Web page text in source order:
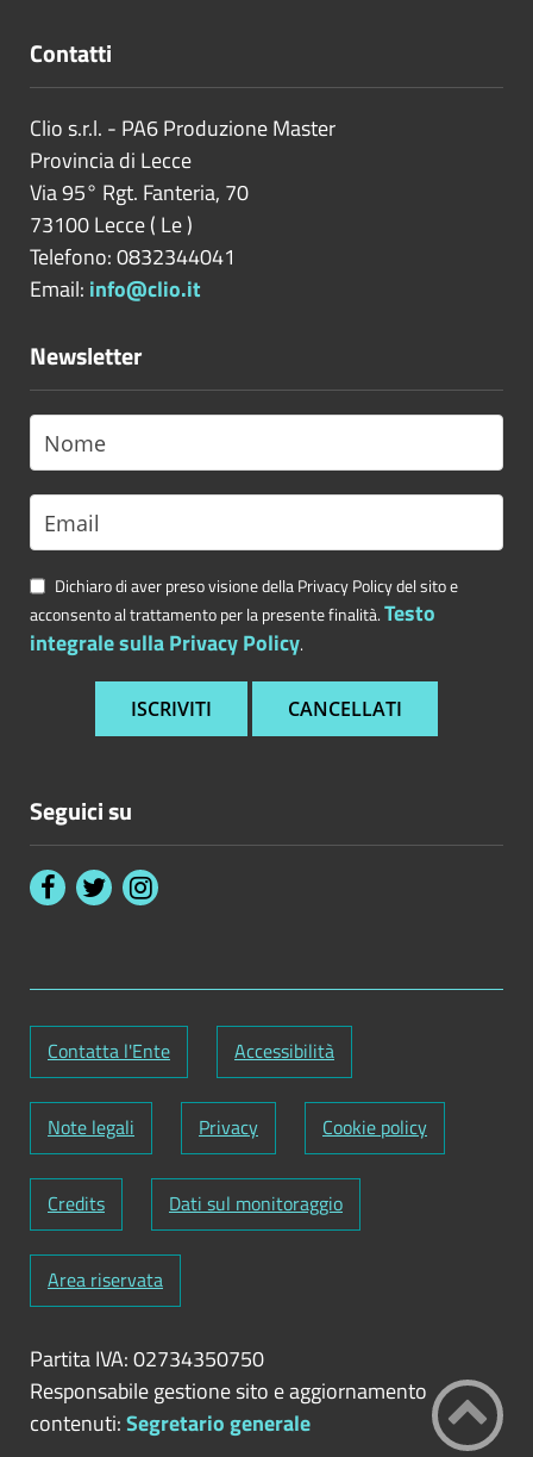
Contatti
Clio s.r.l. - PA6 Produzione Master
Provincia di Lecce
Via 95° Rgt. Fanteria, 70
73100Lecce( Le)
Telefono: 0832344041
Email: info@clio.it
Newsletter
Dichiaro di aver preso visione della Privacy Policy del sito e
acconsento al trattamento per la presente finalità.Testo
integrale sulla Privacy Policy.
Seguici su
Contatta l'Ente Accessibilità
Note legali Privacy Cookie policy
Credits Dati sul monitoraggio
Area riservata
Partita IVA: 02734350750
Responsabile gestione sito e aggiornamento
contenuti:Segretario generale